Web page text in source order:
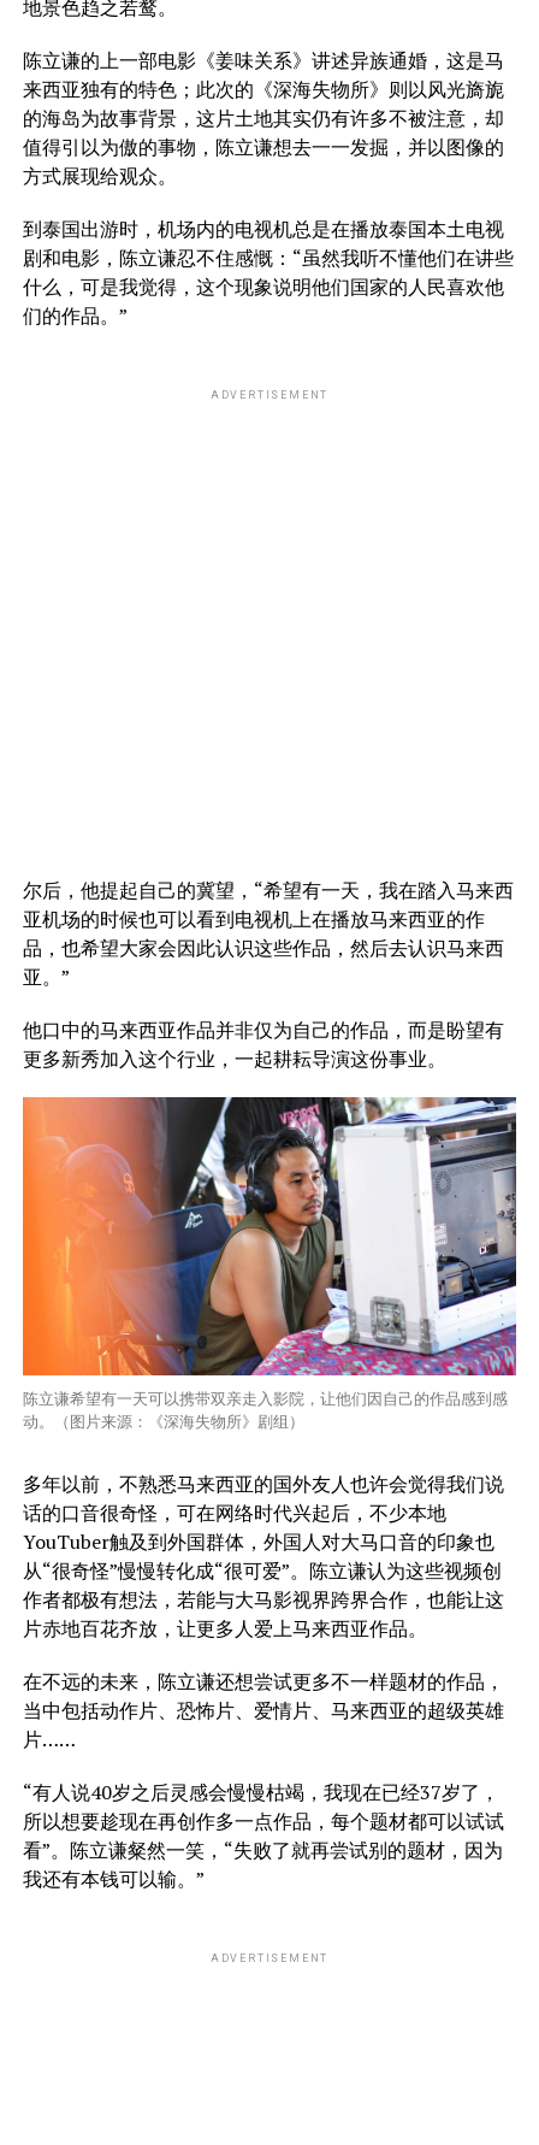
地景色趋之若鹜。
陈立谦的上一部电影《姜味关系》讲述异族通婚，这是马
来西亚独有的特色；此次的《深海失物所》则以风光旖旎
的海岛为故事背景，这片土地其实仍有许多不被注意，却
值得引以为傲的事物，陈立谦想去一一发掘，并以图像的
方式展现给观众。
到泰国出游时，机场内的电视机总是在播放泰国本土电视
剧和电影，陈立谦忍不住感慨：“虽然我听不懂他们在讲些
什么，可是我觉得，这个现象说明他们国家的人民喜欢他
们的作品。”
ADVERTISEMENT
尔后，他提起自己的冀望，“希望有一天，我在踏入马来西
亚机场的时候也可以看到电视机上在播放马来西亚的作
品，也希望大家会因此认识这些作品，然后去认识马来西
亚。”
他口中的马来西亚作品并非仅为自己的作品，而是盼望有
更多新秀加入这个行业，一起耕耘导演这份事业。
陈立谦希望有一天可以携带双亲走入影院，让他们因自己的作品感到感
动。（图片来源：《深海失物所》剧组）
多年以前，不熟悉马来西亚的国外友人也许会觉得我们说
话的口音很奇怪，可在网络时代兴起后，不少本地
YouTuber触及到外国群体，外国人对大马口音的印象也
从“很奇怪”慢慢转化成“很可爱”。陈立谦认为这些视频创
作者都极有想法，若能与大马影视界跨界合作，也能让这
片赤地百花齐放，让更多人爱上马来西亚作品。
在不远的未来，陈立谦还想尝试更多不一样题材的作品，
当中包括动作片、恐怖片、爱情片、马来西亚的超级英雄
片……
“有人说40岁之后灵感会慢慢枯竭，我现在已经37岁了，
所以想要趁现在再创作多一点作品，每个题材都可以试试
看”。陈立谦粲然一笑，“失败了就再尝试别的题材，因为
我还有本钱可以输。”
ADVERTISEMENT